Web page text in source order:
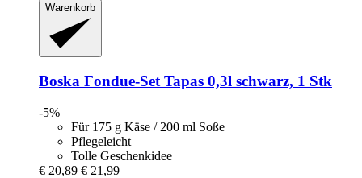
Warenkorb
Boska Fondue-​Set Tapas 0,3l schwarz, 1 Stk
-5%
Für 175 g Käse / 200 ml Soße
Pflegeleicht
Tolle Geschenkidee
€ 20,89 € 21,99